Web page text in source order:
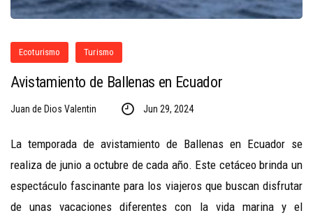
Ecoturismo Turismo
Avistamiento de Ballenas en Ecuador
Juan de Dios Valentin Jun 29, 2024
La temporada de avistamiento de Ballenas en Ecuador se
realiza de junio a octubre de cada año. Este cetáceo brinda un
espectáculo fascinante para los viajeros que buscan disfrutar
de unas vacaciones diferentes con la vida marina y el